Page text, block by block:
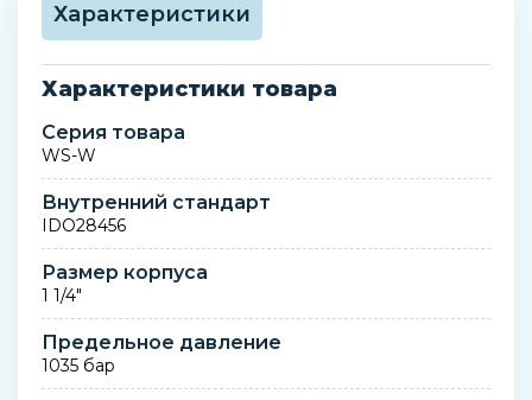
Характеристики
Характеристики товара
Серия товара
WS-W
Внутренний стандарт
IDO28456
Размер корпуса
1 1/4"
Предельное давление
1035 бар